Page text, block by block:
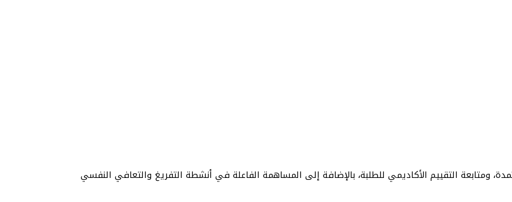
التقييم الأكاديمي للطلبة، بالإضافة إلى المساهمة الفاعلة في أنشطة التفريغ والتعافي النفسي